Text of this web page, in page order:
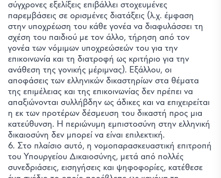
σύγχρονες εξελίξεις επιβάλλει στοχευμένες
παρεμβάσεις σε ορισμένες διατάξεις (λ.χ. έμφαση
στην υποχρέωση του κάθε γονέα να διαφυλάσσει τη
σχέση του παιδιού με τον άλλο, τήρηση από τον
γονέα των νόμιμων υποχρεώσεών του για την
επικοινωνία και τη διατροφή ως κριτήριο για την
ανάθεση της γονικής μέριμνας). Εξάλλου, οι
αποφάσεις των ελληνικών δικαστηρίων στα θέματα
της επιμέλειας και της επικοινωνίας δεν πρέπει να
απαξιώνονται συλλήβδην ως άδικες και να επιχειρείται
η εκ των προτέρων δέσμευση του δικαστή προς μια
κατεύθυνση. Η περιώνυμη εμπιστοσύνη στην ελληνική
δικαιοσύνη δεν μπορεί να είναι επιλεκτική.
6. Στο πλαίσιο αυτό, η νομοπαρασκευαστική επιτροπή
του Υπουργείου Δικαιοσύνης, μετά από πολλές
συνεδριάσεις, εισηγήσεις και ψηφοφορίες, κατέθεσε